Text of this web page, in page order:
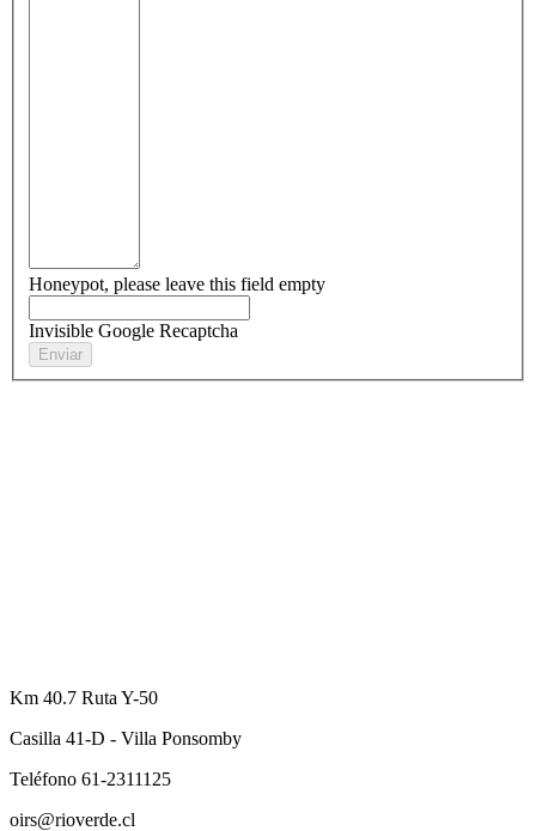
Honeypot, please leave this field empty
Invisible Google Recaptcha
Km 40.7 Ruta Y-50
Casilla 41-D - Villa Ponsomby
Teléfono 61-2311125
oirs@rioverde.cl